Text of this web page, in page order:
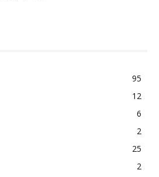
95
12
6
2
25
2